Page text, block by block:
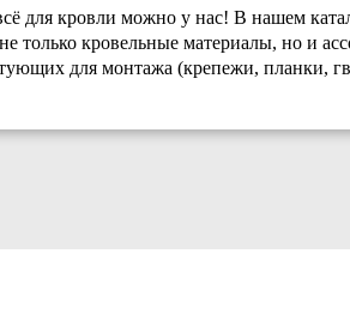
для кровли можно у нас! В нашем
только кровельные материалы, но и
для монтажа (крепежи, планки,